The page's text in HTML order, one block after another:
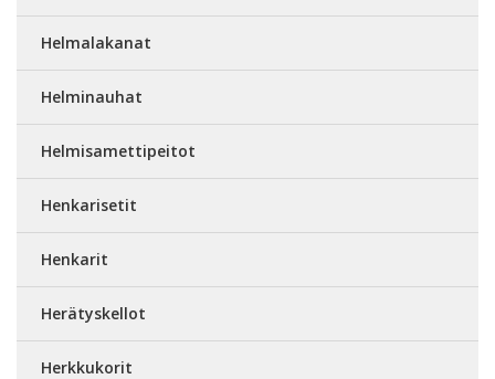
Helmalakanat
Helminauhat
Helmisamettipeitot
Henkarisetit
Henkarit
Herätyskellot
Herkkukorit